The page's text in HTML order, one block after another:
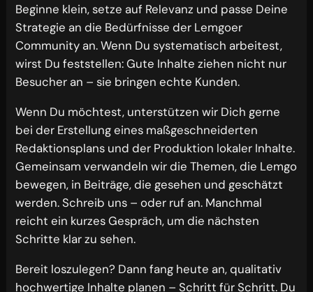
Beginne klein, setze auf Relevanz und passe Deine
Strategie an die Bedürfnisse der Lemgoer
Community an. Wenn Du systematisch arbeitest,
wirst Du feststellen: Gute Inhalte ziehen nicht nur
Besucher an – sie bringen echte Kunden.
Wenn Du möchtest, unterstützen wir Dich gerne
bei der Erstellung eines maßgeschneiderten
Redaktionsplans und der Produktion lokaler Inhalte.
Gemeinsam verwandeln wir die Themen, die Lemgo
bewegen, in Beiträge, die gesehen und geschätzt
werden. Schreib uns – oder ruf an. Manchmal
reicht ein kurzes Gespräch, um die nächsten
Schritte klar zu sehen.
Bereit loszulegen? Dann fang heute an, qualitativ
hochwertige Inhalte planen – Schritt für Schritt. Du